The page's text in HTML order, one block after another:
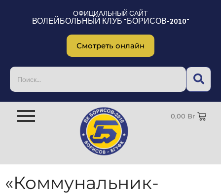
ОФИЦИАЛЬНЫЙ САЙТ
ВОЛЕЙБОЛЬНЫЙ КЛУБ "БОРИСОВ-2010"
Смотреть онлайн
0,00 Br
«Коммунальник-